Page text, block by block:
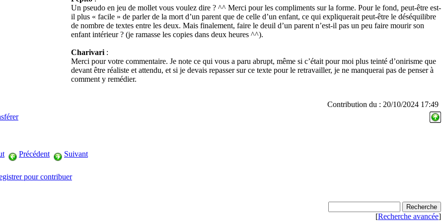
Un pseudo en jeu de mollet vous voulez dire ? ^^ Merci pour les compliments sur la forme. Pour le fond, peut-être est-
il plus « facile » de parler de la mort d’un parent que de celle d’un enfant, ce qui expliquerait peut-être le déséquilibre
de nombre de textes entre les deux. Mais finalement, faire le deuil d’un parent n’est-il pas un peu faire mourir son
enfant intérieur ? (je ramasse les copies dans deux heures ^^).
Charivari :
Merci pour votre commentaire. Je note ce qui vous a paru abrupt, même si c’était pour moi plus teinté d’onirisme que
devant être réaliste et attendu, et si je devais repasser sur ce texte pour le retravailler, je ne manquerai pas de penser à
comment y remédier.
Contribution du : 20/10/2024 17:49
Précédent Suivant
pour contribuer
[Recherche avancée]